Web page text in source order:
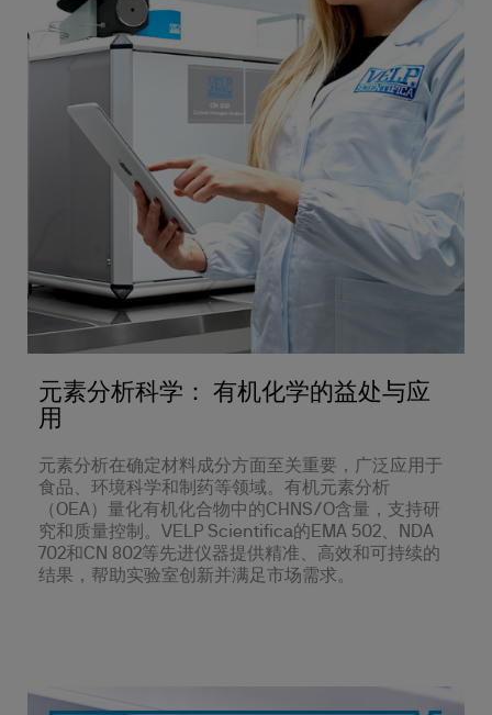
元素分析科学： 有机化学的益处与应
用
元素分析在确定材料成分方面至关重要，广泛应用于
食品、环境科学和制药等领域。有机元素分析
（OEA）量化有机化合物中的CHNS/O含量，支持研
究和质量控制。VELP Scientifica的EMA 502、NDA
702和CN 802等先进仪器提供精准、高效和可持续的
结果，帮助实验室创新并满足市场需求。